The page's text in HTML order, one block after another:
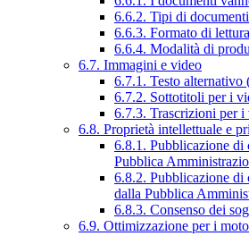
6.6.2. Tipi di documenti
6.6.3. Formato di
6.6.4. Modalità di
6.7. Immagini e video
6.7.1. Testo
6.7.2. Sottotitoli per i
6.7.3. Trascrizioni per i
6.8. Proprietà intellettuale e
6.8.1. Pubblicazione di
Pubblica
6.8.2. Pubblicazione di
dalla Pubblica
6.8.3. Consenso dei
6.9. Ottimizzazione per i